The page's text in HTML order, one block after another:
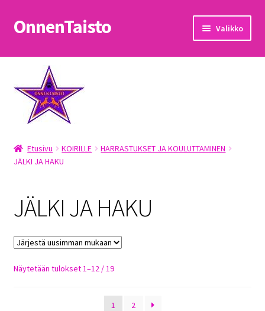
Siirry
navigointiin
Siirry
sisältöön
OnnenTaisto Valikko
Etusivu
Kassa
Oma tili
OnnenTaisto
Palautukset
Pojat
Sulo
Etusivu KOIRILLE
HARRASTUKSET JA KOULUTTAMINEN
JÄLKI JA HAKU
JÄLKI JA HAKU
Näytetään tulokset 1–12 / 19Sorted
latest
1
2